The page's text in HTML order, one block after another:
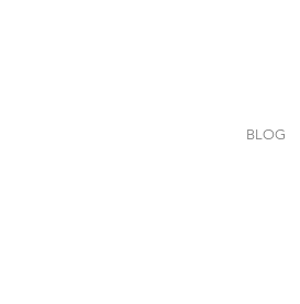
BLOG